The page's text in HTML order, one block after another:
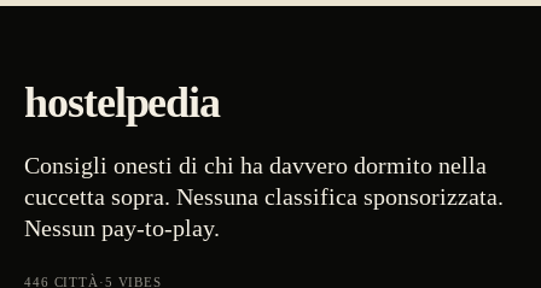
hostelpedia
Consigli onesti di chi ha davvero dormito nella
cuccetta sopra. Nessuna classifica sponsorizzata.
Nessun pay-to-play.
446 CITTÀ ·5 VIBES